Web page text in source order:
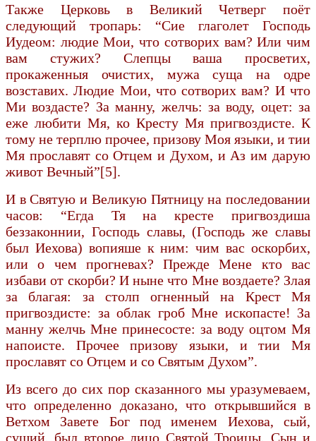
Также Церковь в Великий Четверг поёт
следующий тропарь: “Сие глаголет Господь
Иудеом: людие Мои, что сотворих вам? Или чим
вам стужих? Слепцы ваша просветих,
прокаженныя очистих, мужа суща на одре
возставих. Людие Мои, что сотворих вам? И что
Ми воздасте? За манну, желчь: за воду, оцет: за
еже любити Мя, ко Кресту Мя пригвоздисте. К
тому не терплю прочее, призову Моя языки, и тии
Мя прославят со Отцем и Духом, и Аз им дарую
живот Вечный”[5].
И в Святую и Великую Пятницу на последовании
часов: “Егда Тя на кресте пригвоздиша
беззаконнии, Господь славы, (Господь же славы
был Иехова) вопияше к ним: чим вас оскорбих,
или о чем прогневах? Прежде Мене кто вас
избави от скорби? И ныне что Мне воздаете? Злая
за благая: за столп огненный на Крест Мя
пригвоздисте: за облак гроб Мне ископасте! За
манну желчь Мне принесосте: за воду оцтом Мя
напоисте. Прочее призову языки, и тии Мя
прославят со Отцем и со Святым Духом”.
Из всего до сих пор сказанного мы уразумеваем,
что определенно доказано, что открывшийся в
Ветхом Завете Бог под именем Иехова, сый,
сущий, был второе лицо Святой Троицы, Сын и